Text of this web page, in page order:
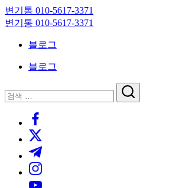
Skip
to
content
변기통 010-5617-3371
변
대
변기통 010-5617-3371
크
블로그
블로그
닫
기
검
검
https://www.facebook.com/
https://twitter.com/
https://t.me/
https://www.instagram.com/
https://youtube.com/